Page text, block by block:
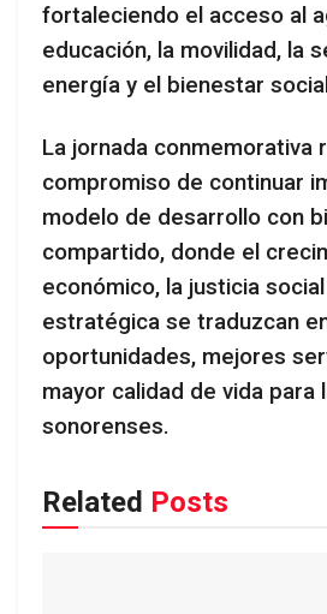
fortaleciendo el acceso al
educación, la movilidad, la
energía y el bienestar
La jornada conmemorativa
compromiso de continuar
modelo de desarrollo con
compartido, donde el
económico, la justicia
estratégica se traduzcan
oportunidades, mejores
mayor calidad de vida para
sonorenses.
Related Posts